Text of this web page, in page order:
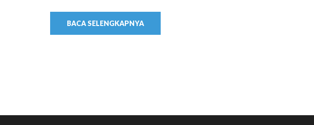
BACA SELENGKAPNYA